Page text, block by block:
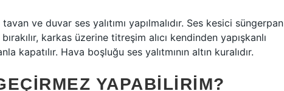
ve duvar ses yalıtımı yapılmalıdır. Ses kesici süngerpan
karkas üzerine titreşim alıcı kendinden yapışkanlı
kapatılır. Hava boşluğu ses yalıtmının altın kuralıdır.
YAPABILIRIM?